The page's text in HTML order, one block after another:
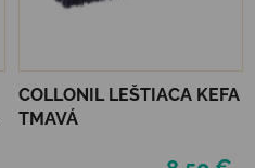
COLLONIL LEŠTIACA KEFA
TMAVÁ